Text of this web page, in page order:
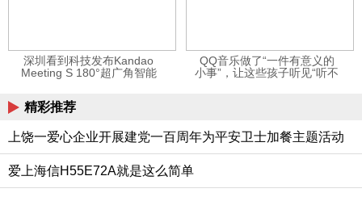
深圳看到科技发布Kandao
Meeting S 180°超广角智能
QQ音乐做了“一件有意义的
小事”，让这些孩子听见“听不
精彩推荐
上饶一爱心企业开展建党一百周年为平安卫士加餐主题活动
爱上海信H55E72A就是这么简单